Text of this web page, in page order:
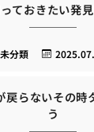
ておきたい発
未分類
戻らないその時
う